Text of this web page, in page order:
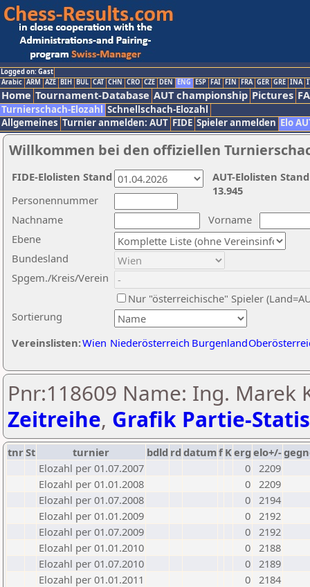
Logged on: Gast
Arabic ARM AZE BIH BUL CAT CHN CRO CZE DEN ENG ESP FAI FIN FRA GER GRE INA
Home Tournament-Database AUT championship Pictures
Turnierschach-Elozahl Schnellschach-Elozahl
Allgemeines Turnier anmelden: AUT FIDE Spieler anmelden Elo
Willkommen bei den offiziellen
Nachname
Vorname
Ebene
Sortierung
Personennummer
Bundesland
Spgem./Kreis/Verein
Nur "österreichische" Spieler
Vereinslisten:Wien Niederösterreich Burgenland
AUT-Elolisten
13.945
FIDE-Elolisten Stand
Pnr:118609 Name: Ing. Marek
Zeitreihe, Grafik Partie-
tnrSt turnier bdld rd datumf Kerg elo+/-
Elozahl per 01.07.2007
0 2209
Elozahl per 01.01.2008
0 2209
Elozahl per 01.07.2008
0 2194
Elozahl per 01.01.2009
0 2192
Elozahl per 01.07.2009
0 2192
Elozahl per 01.01.2010
0 2188
Elozahl per 01.07.2010
0 2189
Elozahl per 01.01.2011
0 2184